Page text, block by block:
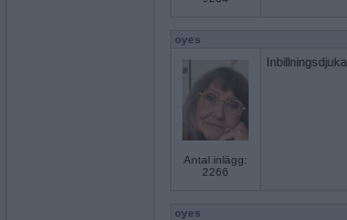
oyes
Antal inlägg:
2266
Inbillningsdjuka
oyes